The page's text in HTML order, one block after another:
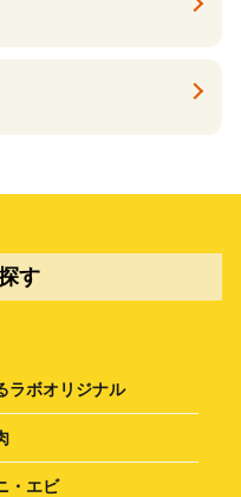
す
ラボオリジナル
・エビ